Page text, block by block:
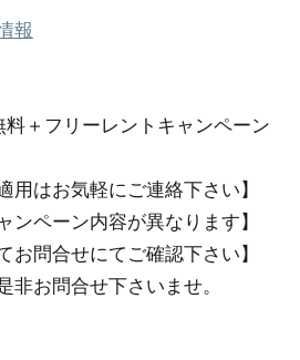
報
料 ＋ フリーレント キャンペーン
用はお気軽にご連絡下さい】
ンペーン内容が異なります】
お問合せにてご確認下さい】
お問合せ下さいませ。